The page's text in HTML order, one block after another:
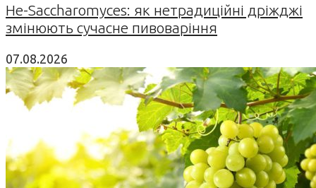
Не-Saccharomyces: як нетрадиційні дріжджі
змінюють сучасне пивоваріння
07.08.2026